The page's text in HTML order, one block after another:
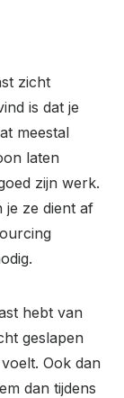
zicht
is dat je
meestal
laten
zijn werk.
je ze dient af
hebt van
geslapen
Ook dan
dan tijdens